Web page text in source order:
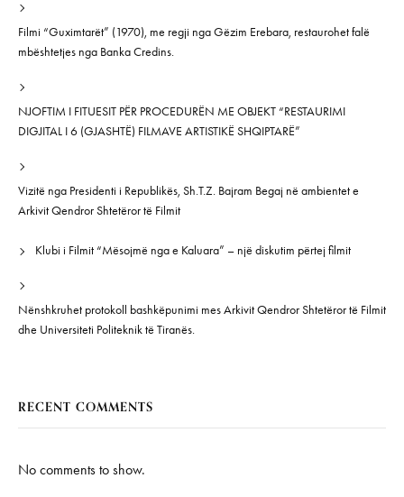
Filmi “Guximtarët” (1970), me regji nga Gëzim Erebara, restaurohet falë
mbështetjes nga Banka Credins.
NJOFTIM I FITUESIT PËR PROCEDURËN ME OBJEKT “RESTAURIMI
DIGJITAL I 6 (GJASHTË) FILMAVE ARTISTIKË SHQIPTARË”
Vizitë nga Presidenti i Republikës, Sh.T.Z. Bajram Begaj në ambientet e
Arkivit Qendror Shtetëror të Filmit
Klubi i Filmit “Mësojmë nga e Kaluara” – një diskutim përtej filmit
Nënshkruhet protokoll bashkëpunimi mes Arkivit Qendror Shtetëror të Filmit
dhe Universiteti Politeknik të Tiranës.
RECENT COMMENTS
No comments to show.